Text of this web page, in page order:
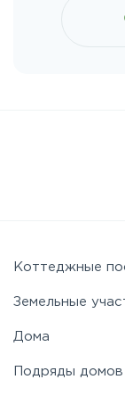
Коттеджные
Земельные
Дома
Подряды домов